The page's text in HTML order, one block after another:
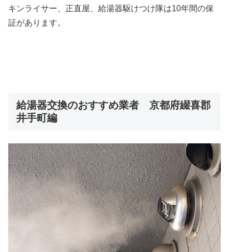
キンライサー、正直屋、給湯器駆けつけ隊は10年間の保
証があります。
給湯器交換のおすすめ業者 京都府綴喜郡
井手町編